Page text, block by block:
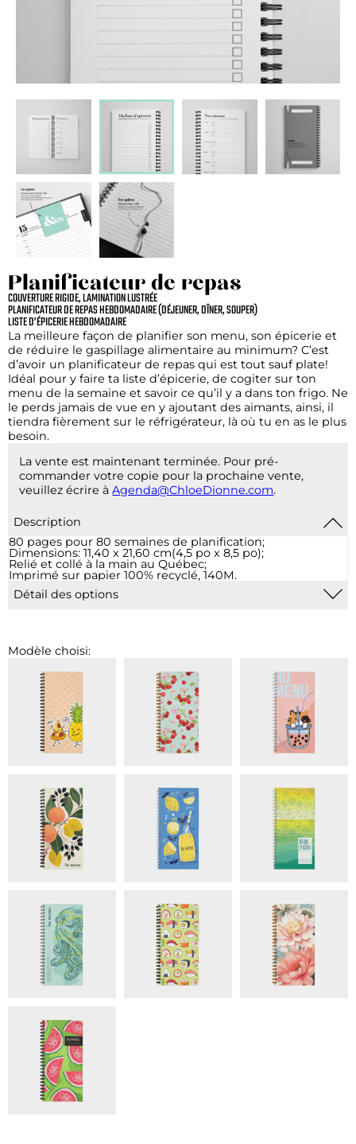
Planificateur de repas
COUVERTURE RIGIDE, LAMINATION LUSTRÉE
PLANIFICATEUR DE REPAS HEBDOMADAIRE (DÉJEUNER, DÎNER, SOUPER)
LISTE D’ÉPICERIE HEBDOMADAIRE
La meilleure façon de planifier son menu, son épicerie et
de réduire le gaspillage alimentaire au minimum? C’est
d’avoir un planificateur de repas qui est tout sauf plate!
Idéal pour y faire ta liste d’épicerie, de cogiter sur ton
menu de la semaine et savoir ce qu’il y a dans ton frigo. Ne
le perds jamais de vue en y ajoutant des aimants, ainsi, il
tiendra fièrement sur le réfrigérateur, là où tu en as le plus
besoin.
La vente est maintenant terminée. Pour pré-
commander votre copie pour la prochaine vente,
veuillez écrire àAgenda@ChloeDionne.com.
Description
80 pages pour 80 semaines de planification;
Dimensions: 11,40 x 21,60 cm(4,5 po x 8,5 po);
Relié et collé à la main au Québec;
Imprimé sur papier 100% recyclé, 140M.
Détail des options
Marque-page aimanté :
sera ajouté à votre commande. Il sera sélectionné parmi
blanc, noir ou turquoise, en fonction de votre modèle de
couverture. Si vous avez une préférence, vous pouvez
l’indiquer à la case commentaire à la page d’informations
d’expédition.
Marque-page tressé : Un signet cousu à la reliure sera
ajouté. Les couleurs et accessoires du signet seront
adaptés en fonction du modèle.
Personnalisation couverture :Pour 3$, il est possible
adaptées à votre image. Si vous choisissez cette option, je
vous contacterai suite à votre achat. Pour une couverture
entièrement personnalisée, contactez-moi à
agenda@chloedionne.com pour une soumission.
Modèle choisi: